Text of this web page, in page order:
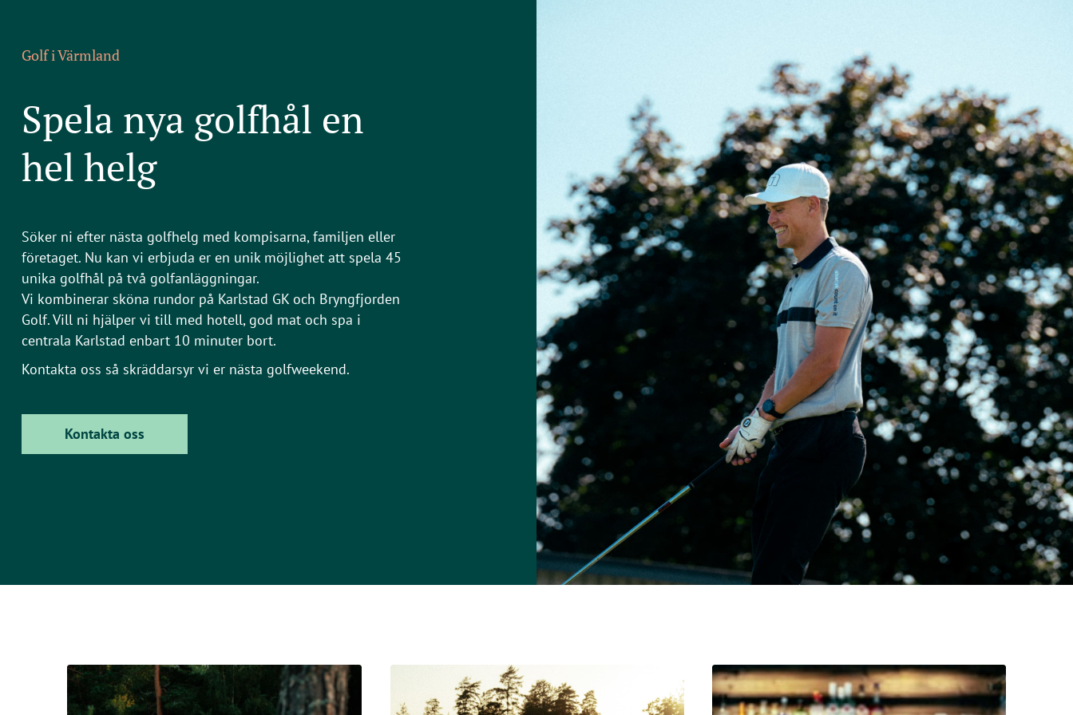
Golf i Värmland
Spela nya golfhål en
hel helg
Söker ni efter nästa golfhelg med kompisarna, familjen eller
företaget. Nu kan vi erbjuda er en unik möjlighet att spela 45
unika golfhål på två golfanläggningar.
Vi kombinerar sköna rundor på Karlstad GK och Bryngfjorden
Golf. Vill ni hjälper vi till med hotell, god mat och spa i
centrala Karlstad enbart 10 minuter bort.
Kontakta oss så skräddarsyr vi er nästa golfweekend.
Kontakta oss